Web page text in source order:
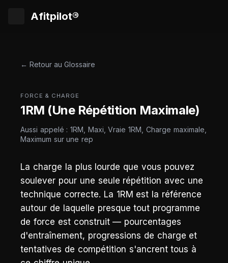
Afitpilot®
← Retour au Glossaire
FORCE & CHARGE
1RM (Une Répétition Maximale)
Aussi appelé : 1RM, Maxi, Vraie 1RM, Charge maximale,
Maximum sur une rep
La charge la plus lourde que vous pouvez
soulever pour une seule répétition avec une
technique correcte. La 1RM est la référence
autour de laquelle presque tout programme
de force est construit — pourcentages
d'entraînement, progressions de charge et
tentatives de compétition s'ancrent tous à